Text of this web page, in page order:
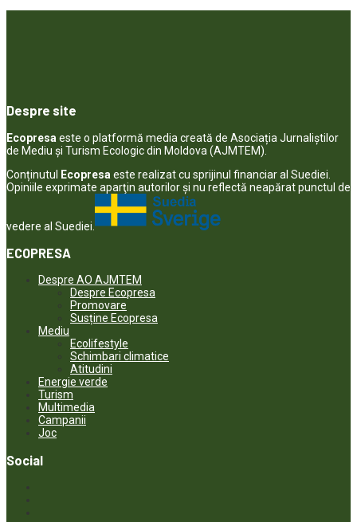
Despre site
Ecopresa este o platformă media creată de Asociația Jurnaliștilor
de Mediu și Turism Ecologic din Moldova (AJMTEM).
Conținutul Ecopresa este realizat cu sprijinul financiar al Suediei.
Opiniile exprimate aparţin autorilor şi nu reflectă neapărat punctul de
vedere al Suediei.
ECOPRESA
Despre AO AJMTEM
Despre Ecopresa
Promovare
Susține Ecopresa
Mediu
Ecolifestyle
Schimbari climatice
Atitudini
Energie verde
Turism
Multimedia
Campanii
Joc
Social